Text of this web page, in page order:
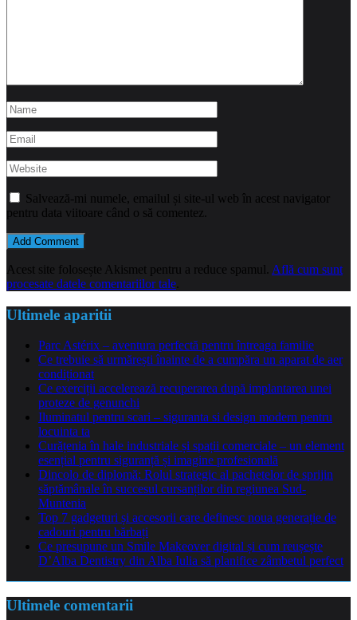
Salvează-mi numele, emailul și site-ul web în acest navigator
pentru data viitoare când o să comentez.
Acest site folosește Akismet pentru a reduce spamul. Află cum sunt
procesate datele comentariilor tale
Ultimele aparitii
Parc Astérix – aventura perfectă pentru întreaga familie
Ce trebuie să urmărești înainte de a cumpăra un aparat de aer
condiționat
Ce exerciții accelerează recuperarea după implantarea unei
proteze de genunchi
Iluminatul pentru scari – siguranta si design modern pentru
locuinta ta
Curățenia în hale industriale și spații comerciale – un element
esențial pentru siguranță și imagine profesională
Dincolo de diplomă: Rolul strategic al pachetelor de sprijin
săptămânale în succesul cursanților din regiunea Sud-
Muntenia
Top 7 gadgeturi și accesorii care definesc noua generație de
cadouri pentru bărbați
Ce presupune un Smile Makeover digital și cum reușește
D’Alba Dentistry din Alba Iulia să planifice zâmbetul perfect
Ultimele comentarii